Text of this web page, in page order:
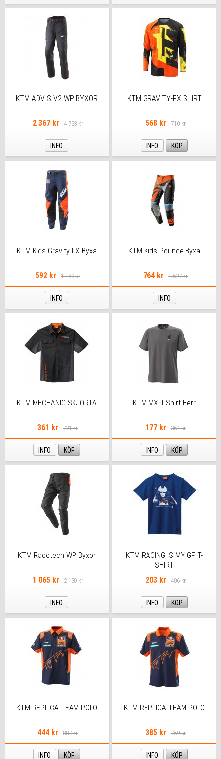
KTM ADV S V2 WP BYXOR
2 367 kr 4 733 kr
INFO
KTM GRAVITY-FX SHIRT
568 kr 710 kr
INFO KÖP
KTM Kids Gravity-FX Byxa
592 kr 1 183 kr
INFO
KTM Kids Pounce Byxa
764 kr 1 527 kr
INFO
KTM MECHANIC SKJORTA
361 kr 721 kr
INFO KÖP
KTM MX T-Shirt Herr
177 kr 354 kr
INFO KÖP
KTM Racetech WP Byxor
1 065 kr 2 130 kr
INFO
KTM RACING IS MY GF T-
SHIRT
203 kr
406 kr
INFO KÖP
KTM REPLICA TEAM POLO
444 kr 887 kr
INFO KÖP
KTM REPLICA TEAM POLO
385 kr 769 kr
INFO KÖP